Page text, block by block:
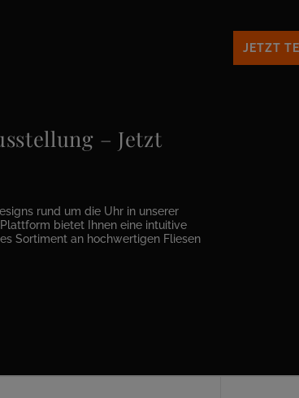
JETZT
– Jetzt
rund um die Uhr in unserer
bietet Ihnen eine intuitive
Sortiment an hochwertigen Fliesen